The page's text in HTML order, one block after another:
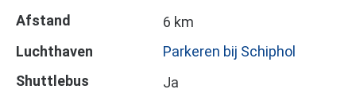
Afstand
6 km
Luchthaven
Parkeren bij Schiphol
Shuttlebus
Ja